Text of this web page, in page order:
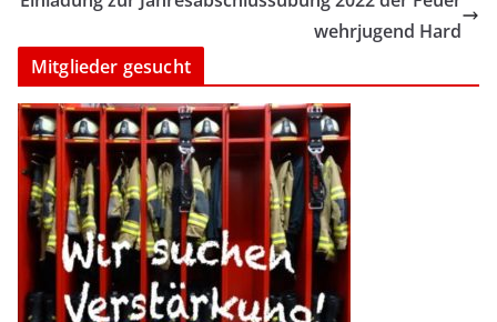
wehrjugend Hard
Mitglieder gesucht